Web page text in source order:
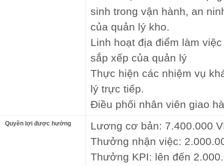
sinh trong vận hành, an
của quản lý kho.
Linh hoạt địa điểm làm
sắp xếp của quản lý
Thực hiện các nhiệm vụ
lý trực tiếp.
Điều phối nhân viên giao
Quyền lợi được hưởng
Lương cơ bản: 7.400.000
Thưởng nhận việc:
Thưởng KPI: lên đến